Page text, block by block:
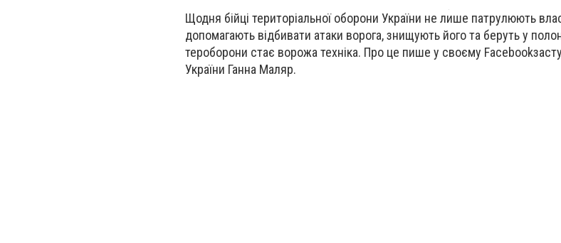
Щодня бійці територіальної оборони України не лише патрулюють
допомагають відбивати атаки ворога, знищують його та беруть у
тероборони стає ворожа техніка. Про це пише у своєму Facebook
України Ганна Маляр.